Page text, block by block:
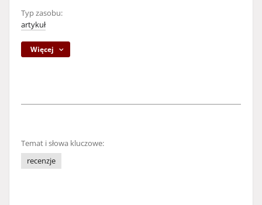
Typ zasobu:
artykuł
Więcej
Temat i słowa kluczowe:
recenzje